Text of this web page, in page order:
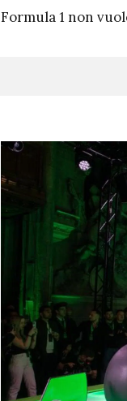
Formula 1 non